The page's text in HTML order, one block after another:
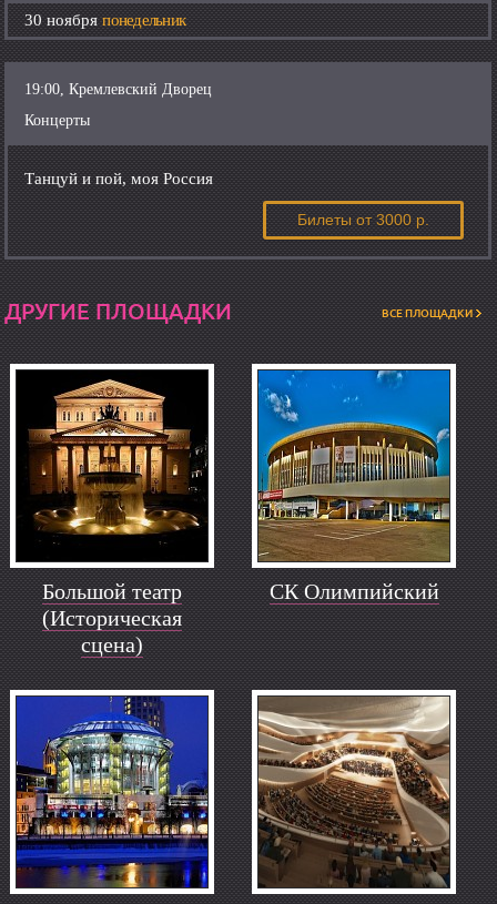
30 ноябряпонедельник
19:00, Кремлевский Дворец
Концерты
Танцуй и пой, моя Россия
Билеты от 3000 р.
ДРУГИЕ ПЛОЩАДКИ ВСЕ ПЛОЩАДКИ
Большой театр
(Историческая
сцена)
СК Олимпийский